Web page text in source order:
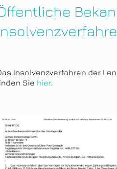
Insolvenzverfahren der
Sie hier.